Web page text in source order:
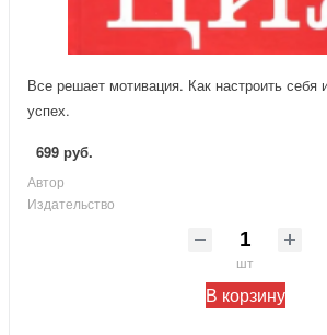
Все решает мотивация. Как настроить
успех.
699 руб.
Автор
Издательство
шт
В корзину